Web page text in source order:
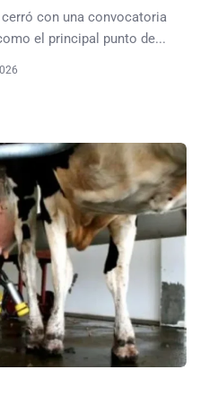
con una convocatoria
el principal punto de...